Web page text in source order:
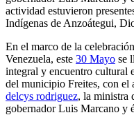
actividad estuvieron
Indígenas de Anzoátegui,
En el marco de la
Venezuela, este 30 Mayo se
integral y encuentro cultural
del municipio Freites, con el
delcys rodriguez, la ministra
gobernador Luis Marcano y